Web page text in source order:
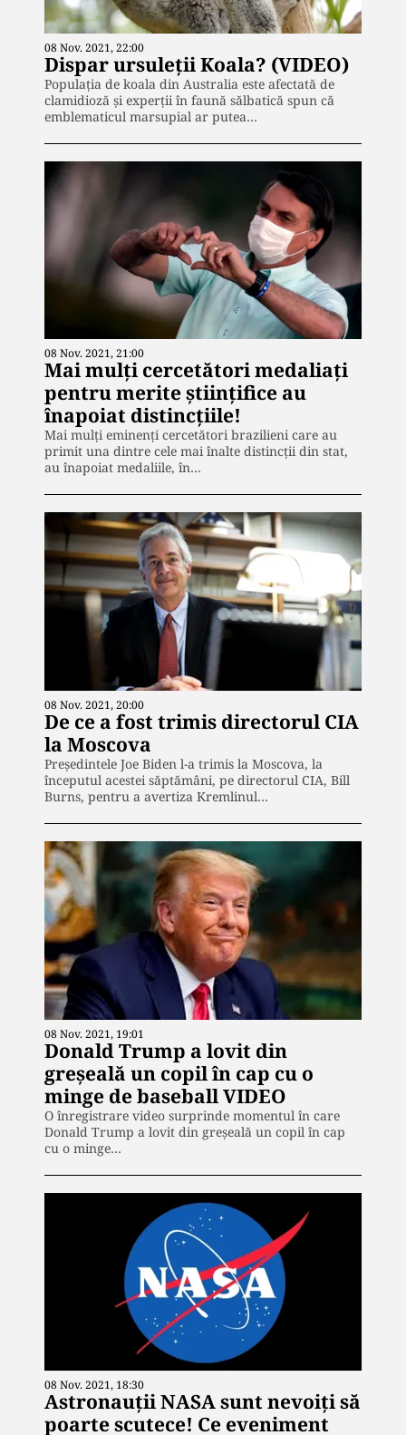
08 Nov. 2021, 22:00
Dispar ursuleții Koala? (VIDEO)
Populaţia de koala din Australia este afectată de
clamidioză şi experţii în faună sălbatică spun că
emblematicul marsupial ar putea…
08 Nov. 2021, 21:00
Mai mulți cercetători medaliați
pentru merite științifice au
înapoiat distincțiile!
Mai mulți eminenți cercetători brazilieni care au
primit una dintre cele mai înalte distincții din stat,
au înapoiat medaliile, în…
08 Nov. 2021, 20:00
De ce a fost trimis directorul CIA
la Moscova
Președintele Joe Biden l-a trimis la Moscova, la
începutul acestei săptămâni, pe directorul CIA, Bill
Burns, pentru a avertiza Kremlinul…
08 Nov. 2021, 19:01
Donald Trump a lovit din
greșeală un copil în cap cu o
minge de baseball VIDEO
O înregistrare video surprinde momentul în care
Donald Trump a lovit din greșeală un copil în cap
cu o minge…
08 Nov. 2021, 18:30
Astronauții NASA sunt nevoiți să
poarte scutece! Ce eveniment